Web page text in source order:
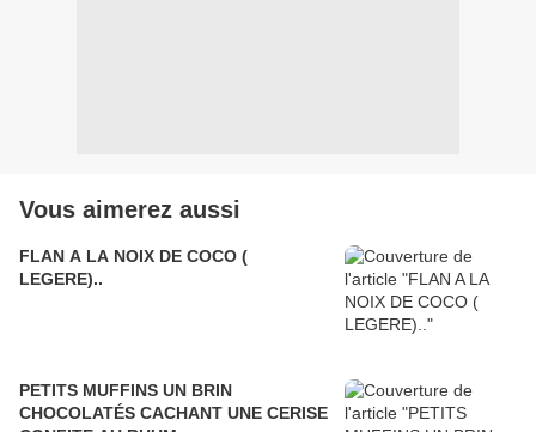
Vous aimerez aussi
FLAN A LA NOIX DE COCO (
LEGERE)..
PETITS MUFFINS UN BRIN
CHOCOLATÉS CACHANT UNE CERISE